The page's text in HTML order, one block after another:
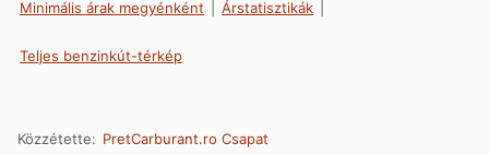
Minimális árak megyénként Árstatisztikák
Teljes benzinkút-térkép
Közzétette: PretCarburant.ro Csapat